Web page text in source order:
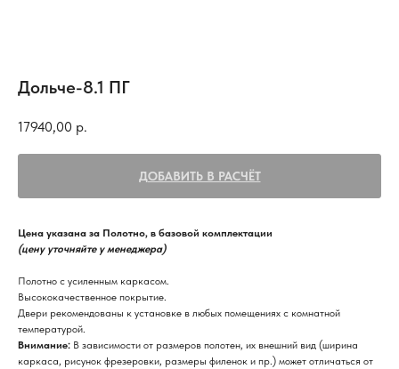
Дольче-8.1 ПГ
17940,00 р.
ДОБАВИТЬ В РАСЧЁТ
Цена указана за Полотно, в базовой комплектации
(цену уточняйте у менеджера)
Полотно с усиленным каркасом.
Высококачественное покрытие.
Двери рекомендованы к установке в любых помещениях с комнатной
температурой.
Внимание: В зависимости от размеров полотен, их внешний вид (ширина
каркаса, рисунок фрезеровки, размеры филенок и пр.) может отличаться от